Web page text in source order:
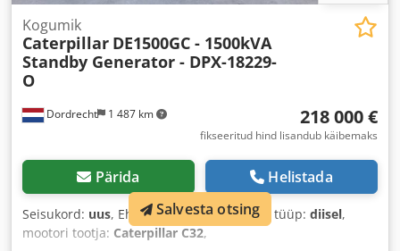
Dordrecht 1 487 km
Kogumik
Caterpillar DE1500GC - 1500kVA
Standby Generator - DPX-18229-
O
218 000 €
fikseeritud hind lisandub käibemaks
Pärida Helistada
Seisukord: uus, Ehitusaasta:2026, kütuse tüüp: diisel,
mootori tootja: Caterpillar C32,
Salvesta otsing